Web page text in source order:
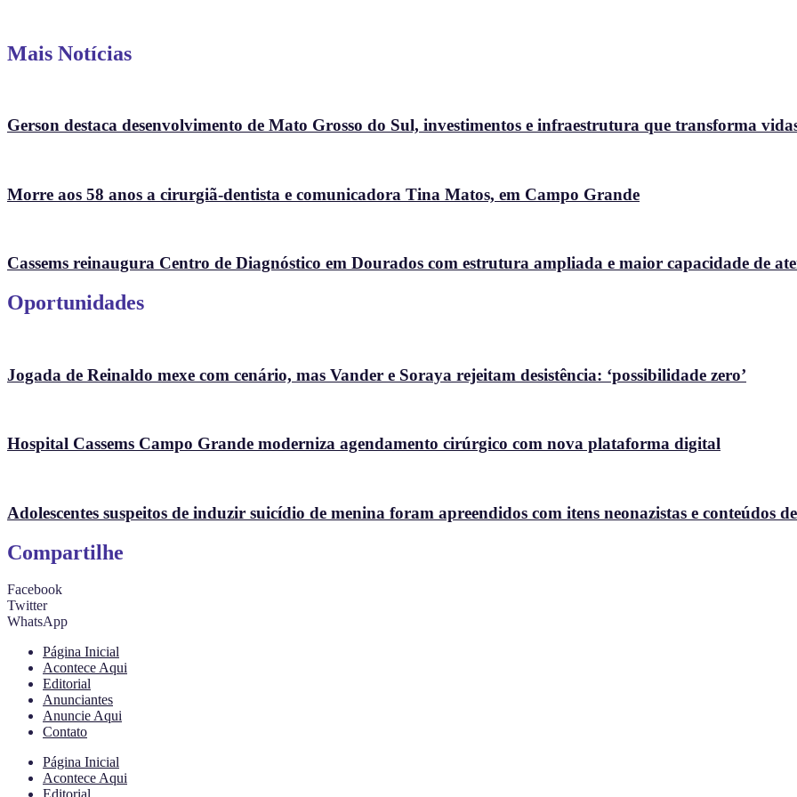
Mais Notícias
Gerson destaca desenvolvimento de Mato Grosso do Sul, investimentos e infraestrutura que transforma
Morre aos 58 anos a cirurgiã-dentista e comunicadora Tina Matos, em Campo Grande
Cassems reinaugura Centro de Diagnóstico em Dourados com estrutura ampliada e maior capacidade de
Oportunidades
Jogada de Reinaldo mexe com cenário, mas Vander e Soraya rejeitam desistência: ‘possibilidade zero’
Hospital Cassems Campo Grande moderniza agendamento cirúrgico com nova plataforma digital
Adolescentes suspeitos de induzir suicídio de menina foram apreendidos com itens neonazistas e conteúdos
Compartilhe
Facebook
Twitter
WhatsApp
Página Inicial
Acontece Aqui
Editorial
Anunciantes
Anuncie Aqui
Contato
Página Inicial
Acontece Aqui